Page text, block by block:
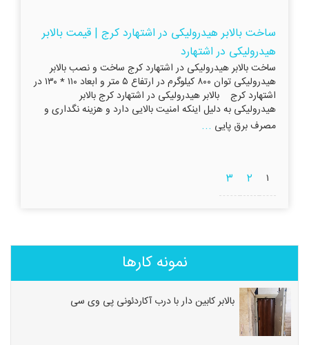
ساخت بالابر هیدرولیکی در اشتهارد کرج | قیمت بالابر
هیدرولیکی در اشتهارد
ساخت بالابر هیدرولیکی در اشتهارد کرج ساخت و نصب بالابر
هیدرولیکی توان ۸۰۰ کیلوگرم در ارتفاع ۵ متر و ابعاد ۱۱۰ * ۱۳۰ در
اشتهارد کرج بالابر هیدرولیکی در اشتهارد کرج بالابر
هیدرولیکی به دلیل اینکه امنیت بالایی دارد و هزینه نگداری و
مصرف برق پایی ...
۱ ۲ ۳
نمونه کارها
بالابر کابین دار با درب آکاردئونی پی وی سی